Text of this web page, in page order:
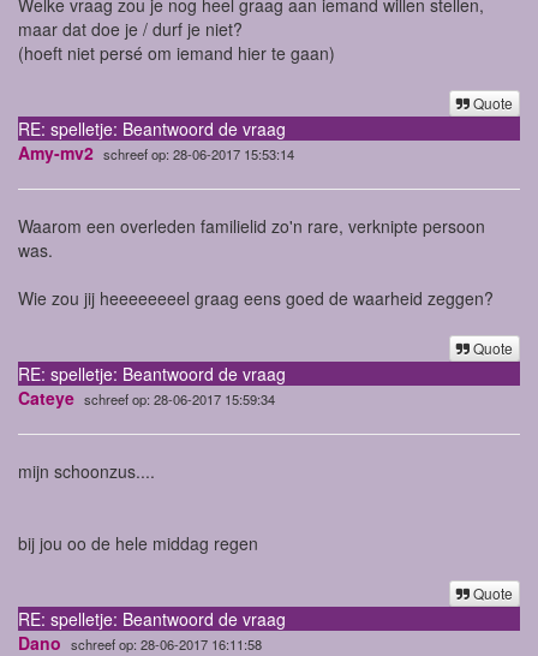
maar dat doe je / durf je niet?
(hoeft niet persé om iemand hier te gaan)
Quote
RE: spelletje: Beantwoord de vraag
Amy-mv2 schreef op: 28-06-2017 15:53:14
Waarom een overleden familielid zo'n rare, verknipte persoon
was.
Wie zou jij heeeeeeeel graag eens goed de waarheid zeggen?
Quote
RE: spelletje: Beantwoord de vraag
Cateye schreef op: 28-06-2017 15:59:34
mijn schoonzus....
bij jou oo de hele middag regen
Quote
RE: spelletje: Beantwoord de vraag
Dano schreef op: 28-06-2017 16:11:58